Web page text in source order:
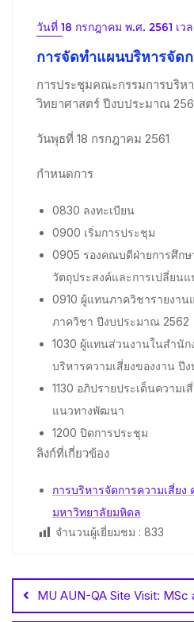
วันที่ 18 กรกฎาคม พ.ศ. 2561 เว
การจัดทำแผนบริหารจัดก
การประชุมคณะกรรมการบริห
วิทยาศาสตร์ ปีงบประมาณ
วันพุธที่ 18 กรกฎาคม 2561
กำหนดการ
0830 ลงทะเบียน
0900 เริ่มการประชุม
0905 รองคณบดีฝ่ายการศึก
วัตถุประสงค์และการเปลี่ยน
0910 ผู้แทนภาควิชารายงาน
ภาควิชา ปีงบประมาณ 2562
1030 ผู้แทนส่วนงานในสำนั
บริหารความเสี่ยงของงาน ปี
1130 อภิปรายประเด็นความเ
แนวทางพัฒนา
1200 ปิดการประชุม
ลิงก์ที่เกี่ยวข้อง
การบริหารจัดการความเสี่ย
มหาวิทยาลัยมหิดล
จำนวนผู้เยี่ยมชม : 833
navigation
MU AUN-QA Site Visit: MSc